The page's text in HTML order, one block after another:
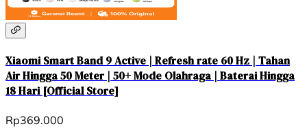
Xiaomi Smart Band 9 Active | Refresh rate 60 Hz | Tahan
Air Hingga 50 Meter | 50+ Mode Olahraga | Baterai Hingga
18 Hari [Official Store]
Rp369.000